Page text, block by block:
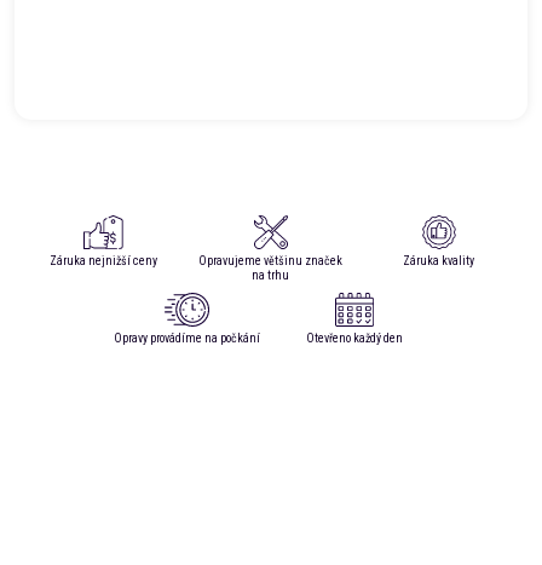
Záruka nejnižší ceny
Opravujeme většinu značek
na trhu
Záruka kvality
Opravy provádíme na počkání Otevřeno každý den